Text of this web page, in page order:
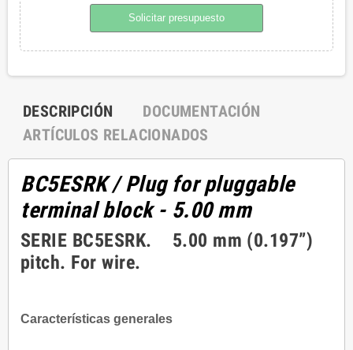
Solicitar presupuesto
DESCRIPCIÓN
DOCUMENTACIÓN
ARTÍCULOS RELACIONADOS
BC5ESRK/ Plug for pluggable
terminal block - 5.00 mm
SERIE BC5ESRK. 5.00 mm (0.197”)
pitch. For wire.
Características generales